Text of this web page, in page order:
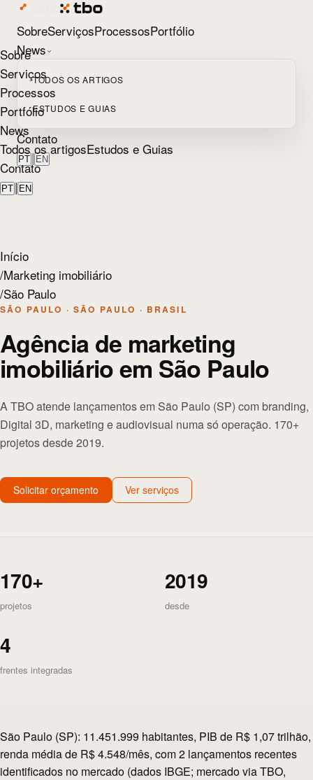
SobreServiçosProcessosPortfólio
News
TODOS OS ARTIGOS
ESTUDOS E GUIAS
Contato
PT | EN
Sobre
Serviços
Processos
Portfólio
News
Todos os artigosEstudos e Guias
Contato
PT | EN
Início
/Marketing imobiliário
/São Paulo
SÃO PAULO · SÃO PAULO · BRASIL
Agência de marketing
imobiliário em São Paulo
A TBO atende lançamentos em São Paulo (SP) com branding,
Digital 3D, marketing e audiovisual numa só operação. 170+
projetos desde 2019.
Solicitar orçamento Ver serviços
170+
projetos
2019
desde
4
frentes integradas
São Paulo (SP): 11.451.999 habitantes, PIB de R$ 1,07 trilhão,
renda média de R$ 4.548/mês, com 2 lançamentos recentes
identificados no mercado (dados IBGE; mercado via TBO,